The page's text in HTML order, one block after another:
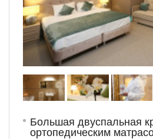
Большая двуспальная
ортопедическим